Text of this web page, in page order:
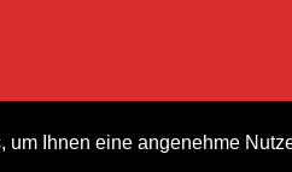
Ihnen eine angenehme